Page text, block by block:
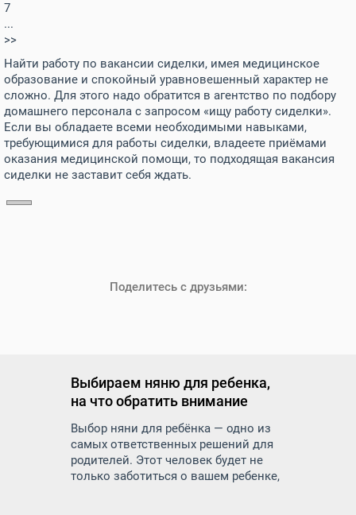
7
...
>>
Найти работу по вакансии сиделки, имея медицинское
образование и спокойный уравновешенный характер не
сложно. Для этого надо обратится в агентство по подбору
домашнего персонала с запросом «ищу работу сиделки».
Если вы обладаете всеми необходимыми навыками,
требующимися для работы сиделки, владеете приёмами
оказания медицинской помощи, то подходящая вакансия
сиделки не заставит себя ждать.
Поделитесь с друзьями:
Выбираем няню для ребенка,
на что обратить внимание
Выбор няни для ребёнка — одно из
самых ответственных решений для
родителей. Этот человек будет не
только заботиться о вашем ребенке,